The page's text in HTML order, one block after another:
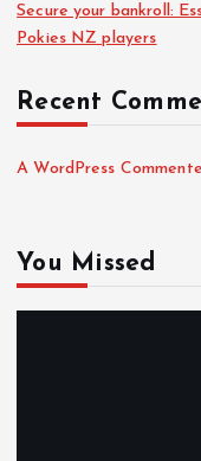
Secure your bankroll:
Pokies NZ players
Recent
A WordPress
You Missed